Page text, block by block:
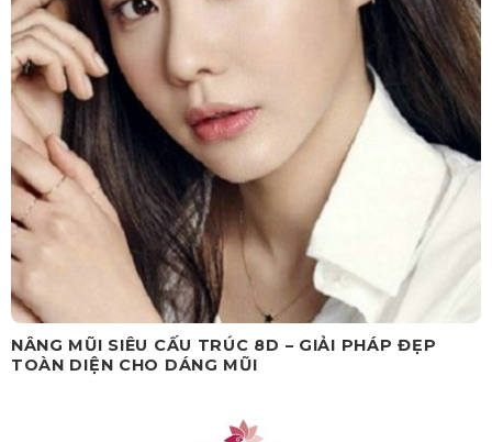
NÂNG MŨI SIÊU CẤU TRÚC 8D – GIẢI PHÁP ĐẸP
TOÀN DIỆN CHO DÁNG MŨI